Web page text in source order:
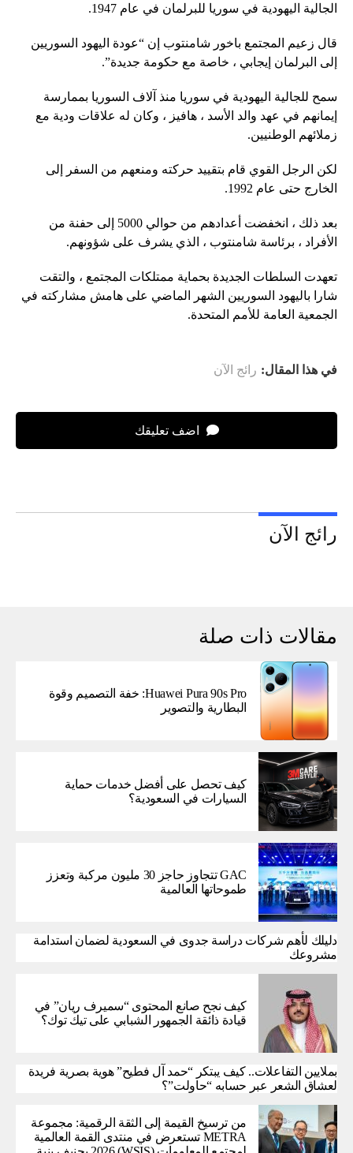
الجالية اليهودية في سوريا للبرلمان في عام 1947.
قال زعيم المجتمع باخور شامنتوب إن “عودة اليهود السوريين
إلى البرلمان إيجابي ، خاصة مع حكومة جديدة”.
سمح للجالية اليهودية في سوريا منذ آلاف السوريا بممارسة
إيمانهم في عهد والد الأسد ، هافيز ، وكان له علاقات ودية مع
زملائهم الوطنيين.
لكن الرجل القوي قام بتقييد حركته ومنعهم من السفر إلى
الخارج حتى عام 1992.
بعد ذلك ، انخفضت أعدادهم من حوالي 5000 إلى حفنة من
الأفراد ، برئاسة شامنتوب ، الذي يشرف على شؤونهم.
تعهدت السلطات الجديدة بحماية ممتلكات المجتمع ، والتقت
شارا باليهود السوريين الشهر الماضي على هامش مشاركته في
الجمعية العامة للأمم المتحدة.
في هذا المقال: رائج الآن
اضف تعليقك
رائج الآن
مقالات ذات صلة
Huawei Pura 90s Pro: خفة التصميم وقوة
البطارية والتصوير
كيف تحصل على أفضل خدمات حماية
السيارات في السعودية؟
GAC تتجاوز حاجز 30 مليون مركبة وتعزز
طموحاتها العالمية
دليلك لأهم شركات دراسة جدوى في السعودية لضمان استدامة
مشروعك
كيف نجح صانع المحتوى “سميرف ريان” في
قيادة ذائقة الجمهور الشبابي على تيك توك؟
بملايين التفاعلات.. كيف يبتكر “حمد آل فطيح” هوية بصرية فريدة
لعشاق الشعر عبر حسابه “حاولت”؟
من ترسيخ القيمة إلى الثقة الرقمية: مجموعة
METRA تستعرض في منتدى القمة العالمية